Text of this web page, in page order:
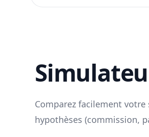
Comparez facilement
hypothèses (commission,